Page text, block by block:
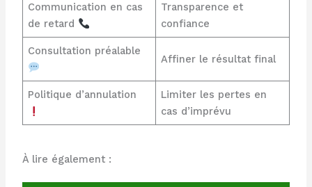
Communication en cas
de retard
Transparence et
confiance
Consultation préalable
Affiner le résultat final
Politique d’annulation
Limiter les pertes en
cas d’imprévu
À lire également :